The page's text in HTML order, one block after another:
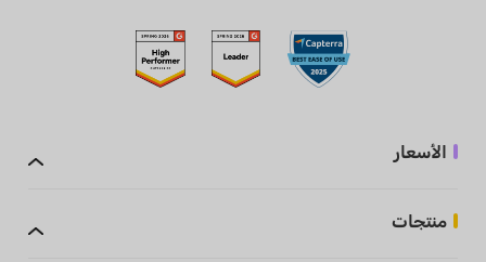
الأسعار
منتجات